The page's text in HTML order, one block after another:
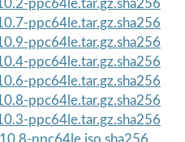
ppc64le.tar.gz.sha256
ppc64le.tar.gz.sha256
ppc64le.tar.gz.sha256
ppc64le.tar.gz.sha256
ppc64le.tar.gz.sha256
ppc64le.tar.gz.sha256
ppc64le.tar.gz.sha256
ppc64le.iso.sha256